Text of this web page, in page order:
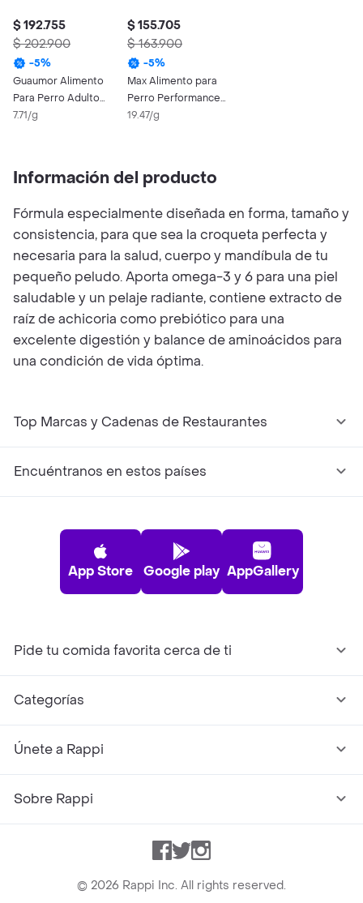
$ 192.755
$ 202.900
-5%
Guaumor Alimento
Para Perro Adulto
Raza Mediana y
7.71/g
$ 155.705
$ 163.900
-5%
Max Alimento para
Perro Performance
Adulto Raza Pequeña
19.47/g
Información del producto
Fórmula especialmente diseñada en forma, tamaño y
consistencia, para que sea la croqueta perfecta y
necesaria para la salud, cuerpo y mandíbula de tu
pequeño peludo. Aporta omega-3 y 6 para una piel
saludable y un pelaje radiante, contiene extracto de
raíz de achicoria como prebiótico para una
excelente digestión y balance de aminoácidos para
una condición de vida óptima.
Top Marcas y Cadenas de Restaurantes
Encuéntranos en estos países
App Store Google play AppGallery
Pide tu comida favorita cerca de ti
Categorías
Únete a Rappi
Sobre Rappi
Facebook
TwitterInstagram
© 2026 Rappi Inc. All rights reserved.